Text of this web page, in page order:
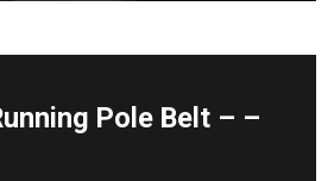
Pole Belt – –